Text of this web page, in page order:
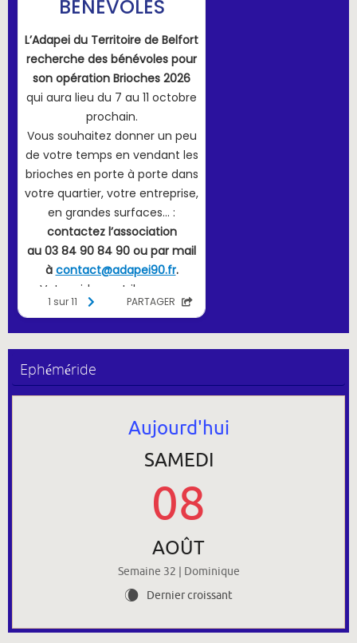
Ephéméride
Aujourd'hui
SAMEDI
08
AOÛT
Semaine 32 | Dominique
W Dernier croissant